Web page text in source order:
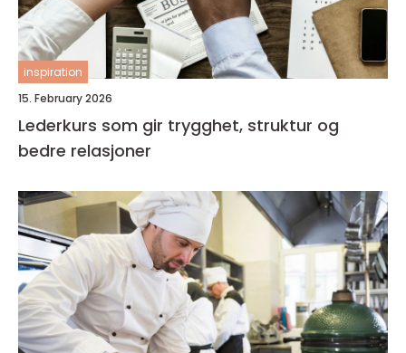
inspiration
15. February 2026
Lederkurs som gir trygghet, struktur og
bedre relasjoner